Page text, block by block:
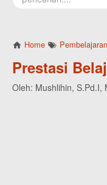
Home Pembelajaran
Prestasi
Oleh: Mushlihin, S.Pd.I,